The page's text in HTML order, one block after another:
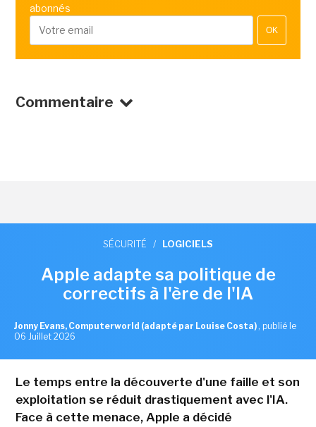
abonnés
OK
Commentaire
SÉCURITÉ / LOGICIELS
Apple adapte sa politique de
correctifs à l'ère de l'IA
Jonny Evans, Computerworld (adapté par Louise Costa) , publié le
06 Juillet 2026
Le temps entre la découverte d'une faille et son
exploitation se réduit drastiquement avec l'IA.
Face à cette menace, Apple a décidé